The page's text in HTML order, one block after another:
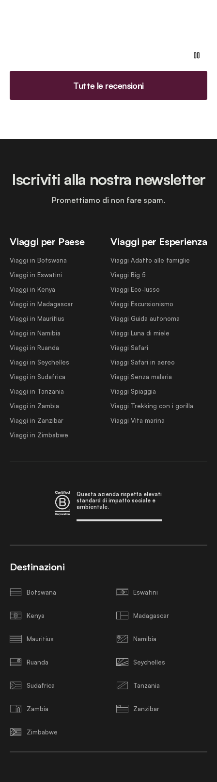
Tutte le recensioni
Viaggi per Paese
Viaggi in Botswana
Viaggi in Eswatini
Viaggi in Kenya
Viaggi in Madagascar
Viaggi in Mauritius
Viaggi in Namibia
Viaggi in Ruanda
Viaggi in Seychelles
Viaggi in Sudafrica
Viaggi in Tanzania
Viaggi in Zambia
Viaggi in Zanzibar
Viaggi in Zimbabwe
Viaggi per Esperienza
Viaggi Adatto alle famiglie
Viaggi Big 5
Viaggi Eco-lusso
Viaggi Escursionismo
Viaggi Guida autonoma
Viaggi Luna di miele
Viaggi Safari
Viaggi Safari in aereo
Viaggi Senza malaria
Viaggi Spiaggia
Viaggi Trekking con i gorilla
Viaggi Vita marina
Iscriviti alla nostra newsletter
Promettiamo di non fare spam.
Questa azienda rispetta elevati
standard di impatto sociale e
ambientale.
Destinazioni
Botswana Eswatini
Kenya Madagascar
Mauritius Namibia
Ruanda Seychelles
Sudafrica Tanzania
Zambia Zanzibar
Zimbabwe